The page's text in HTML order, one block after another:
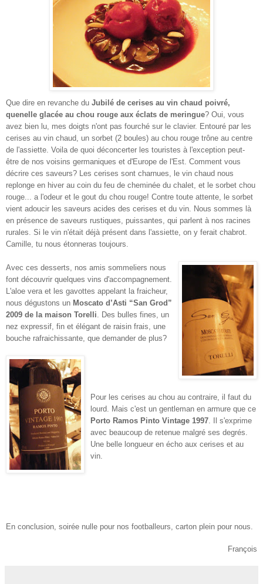
Que dire en revanche du Jubilé de cerises au vin chaud poivré,
quenelle glacée au chou rouge aux éclats de meringue? Oui, vous
avez bien lu, mes doigts n'ont pas fourché sur le clavier. Entouré par les
cerises au vin chaud, un sorbet (2 boules) au chou rouge trône au centre
de l'assiette. Voila de quoi déconcerter les touristes à l'exception peut-
être de nos voisins germaniques et d'Europe de l'Est. Comment vous
décrire ces saveurs? Les cerises sont charnues, le vin chaud nous
replonge en hiver au coin du feu de cheminée du chalet, et le sorbet chou
rouge... a l'odeur et le gout du chou rouge! Contre toute attente, le sorbet
vient adoucir les saveurs acides des cerises et du vin. Nous sommes là
en présence de saveurs rustiques, puissantes, qui parlent à nos racines
rurales. Si le vin n'était déjà présent dans l'assiette, on y ferait chabrot.
Camille, tu nous étonneras toujours.
Avec ces desserts, nos amis sommeliers nous
font découvrir quelques vins d'accompagnement.
L'aloe vera et les gavottes appelant la fraicheur,
nous dégustons un Moscato d’Asti “San Grod”
2009 de la maison Torelli . Des bulles fines, un
nez expressif, fin et élégant de raisin frais, une
bouche rafraichissante, que demander de plus?
Pour les cerises au chou au contraire, il faut du
lourd. Mais c'est un gentleman en armure que ce
Porto Ramos Pinto Vintage 1997 . Il s'exprime
avec beaucoup de retenue malgré ses degrés.
Une belle longueur en écho aux cerises et au
vin.
En conclusion, soirée nulle pour nos footballeurs, carton plein pour nous.
François